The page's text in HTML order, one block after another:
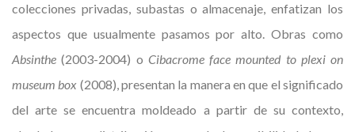
colecciones privadas, subastas o almacenaje, enfatizan los
aspectos que usualmente pasamos por alto. Obras como
Absinthe (2003-2004) o Cibacrome face mounted to plexi on
museum box (2008), presentan la manera en que el significado
del arte se encuentra moldeado a partir de su contexto,